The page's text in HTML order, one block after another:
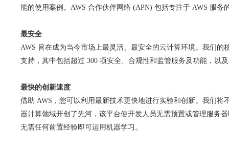
能的使用案例。AWS 合作伙伴网络 (APN) 包括专注于 AWS 服
最安全
AWS 旨在成为当今市场上最灵活、最安全的云计算环境。我们
支持，其中包括超过 300 项安全、合规性和监管服务及功能，以
最快的创新速度
借助 AWS，您可以利用最新技术更快地进行实验和创新。我们将
器计算领域开创了先河，该平台使开发人员无需预置或管理服务
无需任何前置经验即可运用机器学习。